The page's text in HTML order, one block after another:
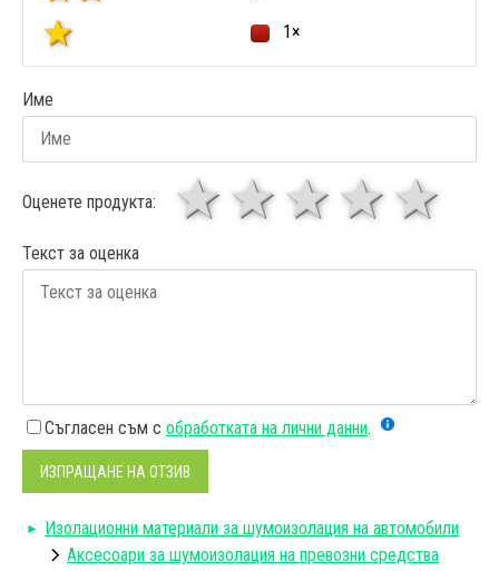
1×
Име
Оценете продукта: 4
3
звезди
1 звезда
Текст за оценка
Съгласен съм с обработката на лични данни.
ИЗПРАЩАНЕ НА ОТЗИВ
Изолационни материали за шумоизолация на автомобили
Аксесоари за шумоизолация на превозни средства